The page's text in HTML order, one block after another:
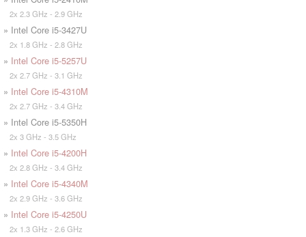
2x 2.3 GHz - 2.9 GHz
» Intel Core i5-3427U
2x 1.8 GHz - 2.8 GHz
» Intel Core i5-5257U
2x 2.7 GHz - 3.1 GHz
» Intel Core i5-4310M
2x 2.7 GHz - 3.4 GHz
» Intel Core i5-5350H
2x 3 GHz - 3.5 GHz
» Intel Core i5-4200H
2x 2.8 GHz - 3.4 GHz
» Intel Core i5-4340M
2x 2.9 GHz - 3.6 GHz
» Intel Core i5-4250U
2x 1.3 GHz - 2.6 GHz